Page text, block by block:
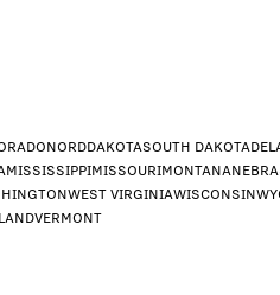
NORDDAKOTASOUTH DAKOTA
MISSISSIPPIMISSOURIMONTANA
WEST VIRGINIAWISCONSIN
VERMONT